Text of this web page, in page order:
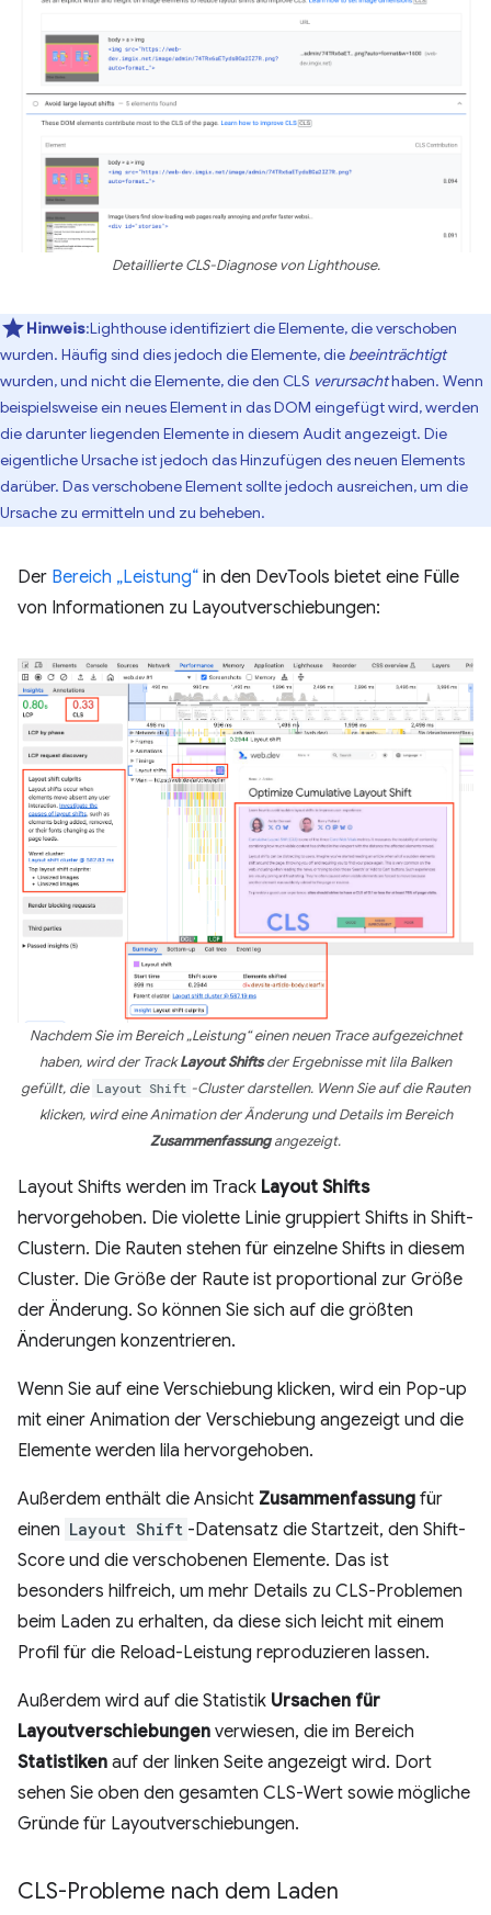
Detaillierte CLS-Diagnose von Lighthouse.
Hinweis:Lighthouse identifiziert die Elemente, die verschoben
wurden. Häufig sind dies jedoch die Elemente, die beeinträchtigt
wurden, und nicht die Elemente, die den CLS verursachthaben. Wenn
beispielsweise ein neues Element in das DOM eingefügt wird, werden
die darunter liegenden Elemente in diesem Audit angezeigt. Die
eigentliche Ursache ist jedoch das Hinzufügen des neuen Elements
darüber. Das verschobene Element sollte jedoch ausreichen, um die
Ursache zu ermitteln und zu beheben.
Der Bereich „Leistung“ in den DevTools bietet eine Fülle
von Informationen zu Layoutverschiebungen:
Nachdem Sie im Bereich „Leistung“ einen neuen Trace aufgezeichnet
haben, wird der TrackLayout Shiftsder Ergebnisse mit lila Balken
gefüllt, die Layout Shift -Cluster darstellen. Wenn Sie auf die Rauten
klicken, wird eine Animation der Änderung und Details im Bereich
Zusammenfassungangezeigt.
Layout Shifts werden im Track Layout Shifts
hervorgehoben. Die violette Linie gruppiert Shifts in Shift-
Clustern. Die Rauten stehen für einzelne Shifts in diesem
Cluster. Die Größe der Raute ist proportional zur Größe
der Änderung. So können Sie sich auf die größten
Änderungen konzentrieren.
Wenn Sie auf eine Verschiebung klicken, wird ein Pop-up
mit einer Animation der Verschiebung angezeigt und die
Elemente werden lila hervorgehoben.
Außerdem enthält die Ansicht Zusammenfassung für
einen Layout Shift -Datensatz die Startzeit, den Shift-
Score und die verschobenen Elemente. Das ist
besonders hilfreich, um mehr Details zu CLS-Problemen
beim Laden zu erhalten, da diese sich leicht mit einem
Profil für die Reload-Leistung reproduzieren lassen.
Außerdem wird auf die Statistik Ursachen für
Layoutverschiebungen verwiesen, die im Bereich
Statistiken auf der linken Seite angezeigt wird. Dort
sehen Sie oben den gesamten CLS-Wert sowie mögliche
Gründe für Layoutverschiebungen.
CLS-Probleme nach dem Laden